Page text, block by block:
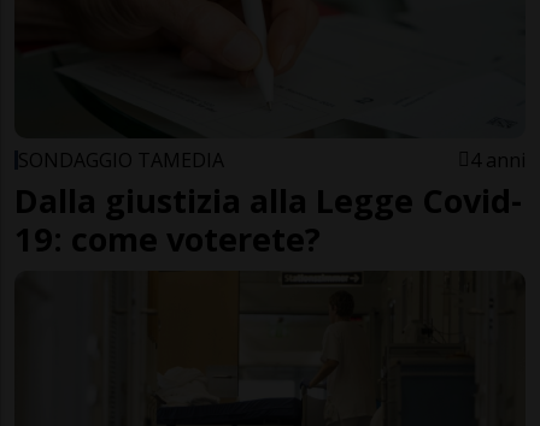
SONDAGGIO TAMEDIA 4 anni
Dalla giustizia alla Legge Covid-
19: come voterete?